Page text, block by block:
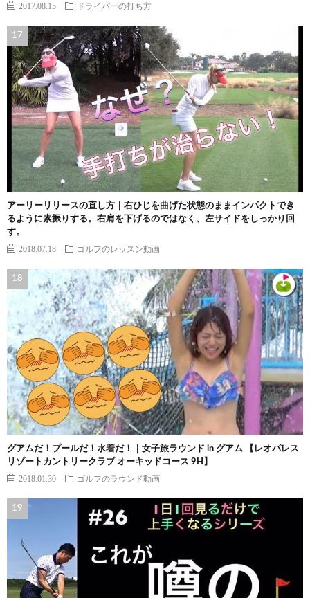
2017.08.15 ドライバーの打ち方
アーリーリリースの直し方｜右ひじを曲げた状態のままインパクトでき
るように素振りする。右肩を下げるのではなく、左サイドをしっかり回
す。
2018.07.18 ゴルフのレッスン動画
グアムだ！プールだ！水着だ！｜女子旅ラウンド in グアム 【レオパレス
リゾートカントリークラブ オーキッドコース 9H】
2018.01.30 ゴルフのラウンド動画